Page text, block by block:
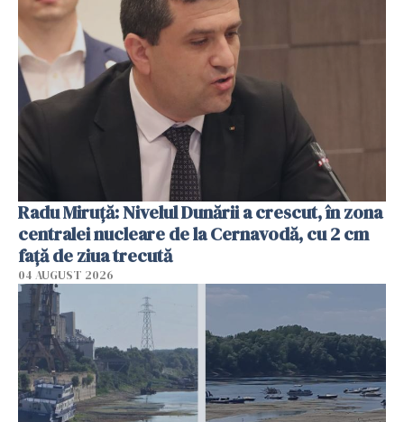
Radu Miruţă: Nivelul Dunării a crescut, în zona
centralei nucleare de la Cernavodă, cu 2 cm
faţă de ziua trecută
04 AUGUST 2026